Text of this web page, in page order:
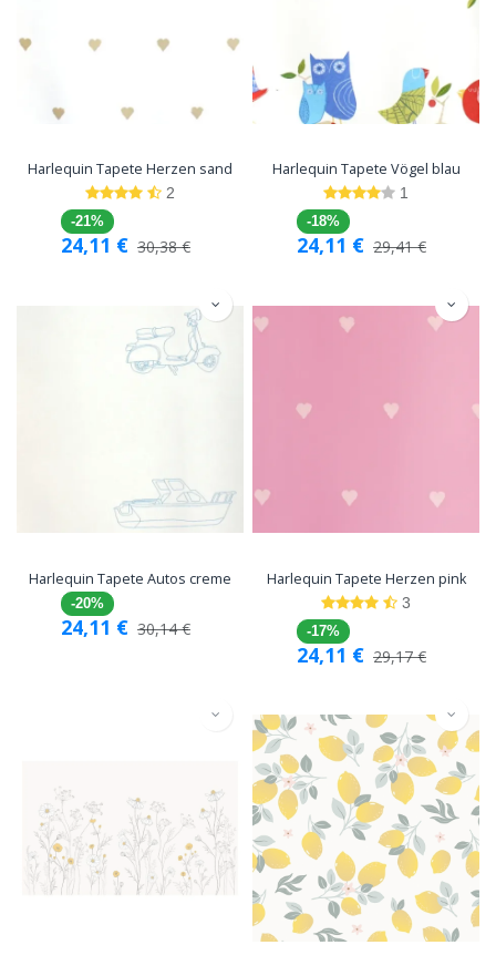
Harlequin Tapete Herzen sand
2
-21%
24,11 € 30,38€
Harlequin Tapete Vögel blau
1
-18%
24,11 € 29,41€
Harlequin Tapete Autos creme
-20%
24,11 € 30,14€
Harlequin Tapete Herzen pink
3
-17%
24,11 € 29,17€